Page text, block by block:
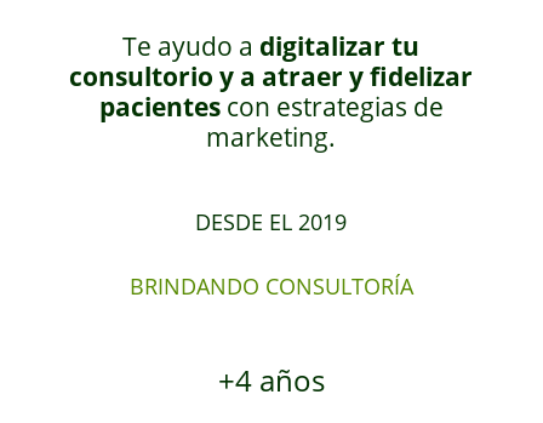
Te ayudo a digitalizar tu
consultorio y a atraer y fidelizar
pacientescon estrategias de
marketing.
DESDE EL 2019
BRINDANDO CONSULTORÍA
+4 años